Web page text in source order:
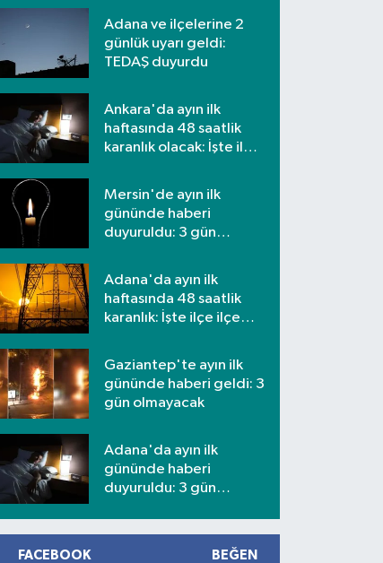
Adana ve ilçelerine 2
günlük uyarı geldi:
TEDAŞ duyurdu
Ankara'da ayın ilk
haftasında 48 saatlik
karanlık olacak: İşte ilçe
Mersin'de ayın ilk
gününde haberi
duyuruldu: 3 gün
Adana'da ayın ilk
haftasında 48 saatlik
karanlık: İşte ilçe ilçe
Gaziantep'te ayın ilk
gününde haberi geldi: 3
gün olmayacak
Adana'da ayın ilk
gününde haberi
duyuruldu: 3 gün
FACEBOOK BEĞEN